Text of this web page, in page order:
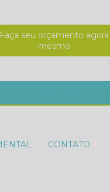
Faça seu orçamento agora
mesmo
CONTATO